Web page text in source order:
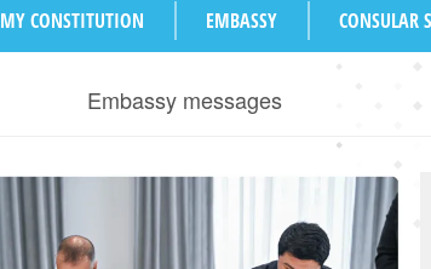
MY CONSTITUTION EMBASSY CONSULAR
Embassy messages